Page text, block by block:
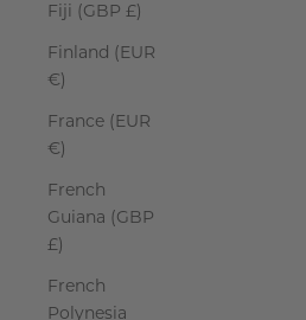
Fiji (GBP £)
Finland (EUR
€)
France (EUR
€)
French
Guiana (GBP
£)
French
Polynesia